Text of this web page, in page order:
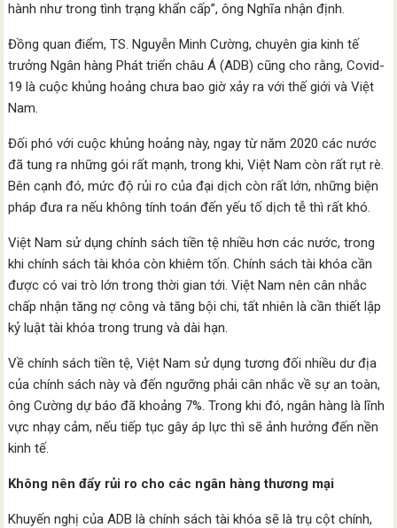
hành như trong tình trạng khẩn cấp”, ông Nghĩa nhận định.
Đồng quan điểm, TS. Nguyễn Minh Cường, chuyên gia kinh tế
trưởng Ngân hàng Phát triển châu Á (ADB) cũng cho rằng, Covid-
19 là cuộc khủng hoảng chưa bao giờ xảy ra với thế giới và Việt
Nam.
Đối phó với cuộc khủng hoảng này, ngay từ năm 2020 các nước
đã tung ra những gói rất mạnh, trong khi, Việt Nam còn rất rụt rè.
Bên cạnh đó, mức độ rủi ro của đại dịch còn rất lớn, những biện
pháp đưa ra nếu không tính toán đến yếu tố dịch tễ thì rất khó.
Việt Nam sử dụng chính sách tiền tệ nhiều hơn các nước, trong
khi chính sách tài khóa còn khiêm tốn. Chính sách tài khóa cần
được có vai trò lớn trong thời gian tới. Việt Nam nên cân nhắc
chấp nhận tăng nợ công và tăng bội chi, tất nhiên là cần thiết lập
kỷ luật tài khóa trong trung và dài hạn.
Về chính sách tiền tệ, Việt Nam sử dụng tương đối nhiều dư địa
của chính sách này và đến ngưỡng phải cân nhắc về sự an toàn,
ông Cường dự báo đã khoảng 7%. Trong khi đó, ngân hàng là lĩnh
vực nhạy cảm, nếu tiếp tục gây áp lực thì sẽ ảnh hưởng đến nền
kinh tế.
Không nên đẩy rủi ro cho các ngân hàng thương mại
Khuyến nghị của ADB là chính sách tài khóa sẽ là trụ cột chính,